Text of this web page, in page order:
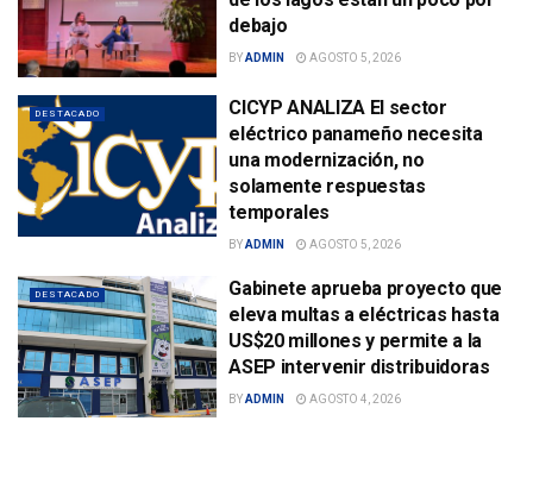
debajo
BYADMIN AGOSTO 5, 2026
DESTACADO
CICYP ANALIZA El sector
eléctrico panameño necesita
una modernización, no
solamente respuestas
temporales
BYADMIN AGOSTO 5, 2026
DESTACADO
Gabinete aprueba proyecto que
eleva multas a eléctricas hasta
US$20 millones y permite a la
ASEP intervenir distribuidoras
BYADMIN AGOSTO 4, 2026